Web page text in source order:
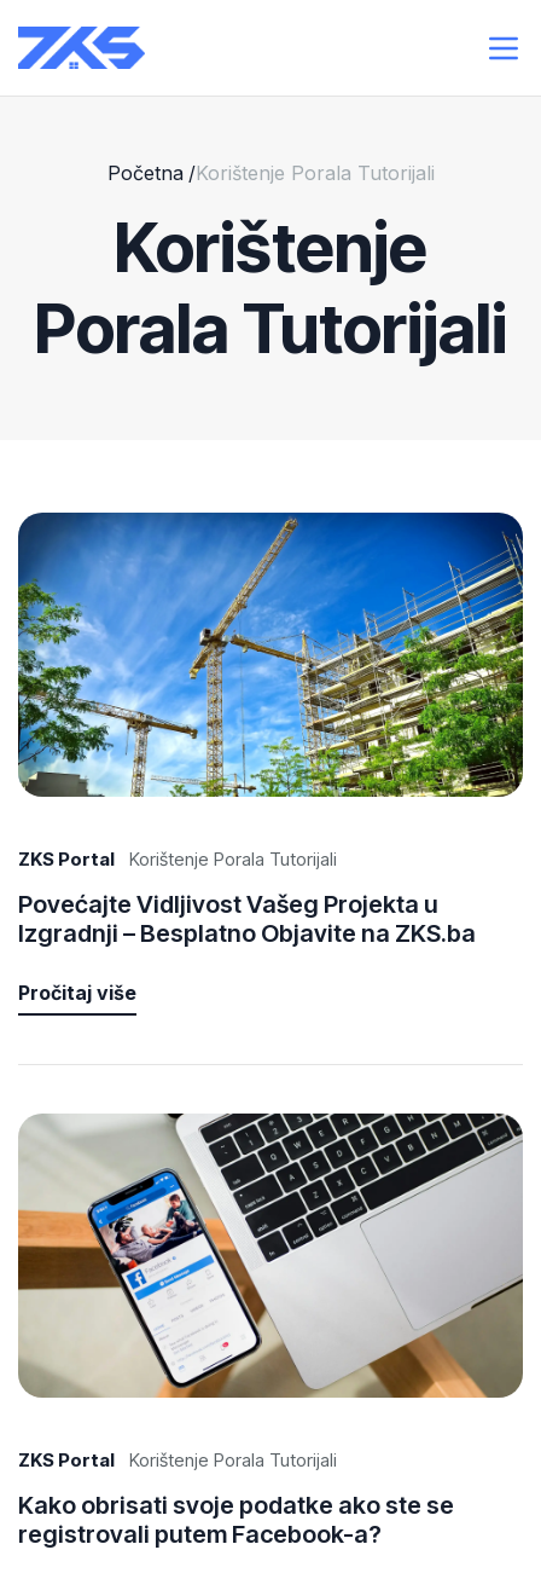
Početna /Korištenje Porala Tutorijali
Korištenje
Porala Tutorijali
ZKS Portal Korištenje Porala Tutorijali
Povećajte Vidljivost Vašeg Projekta u
Izgradnji – Besplatno Objavite na ZKS.ba
Pročitaj više
ZKS Portal Korištenje Porala Tutorijali
Kako obrisati svoje podatke ako ste se
registrovali putem Facebook-a?